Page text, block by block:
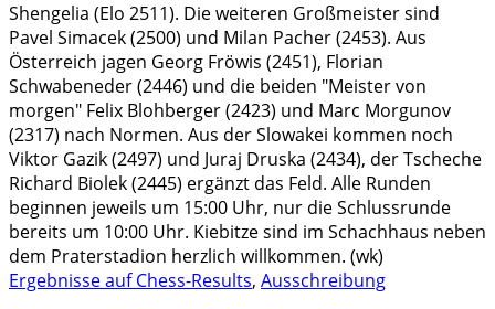
Shengelia (Elo 2511). Die weiteren Großmeister sind
Pavel Simacek (2500) und Milan Pacher (2453). Aus
Österreich jagen Georg Fröwis (2451), Florian
Schwabeneder (2446) und die beiden "Meister von
morgen" Felix Blohberger (2423) und Marc Morgunov
(2317) nach Normen. Aus der Slowakei kommen noch
Viktor Gazik (2497) und Juraj Druska (2434), der Tscheche
Richard Biolek (2445) ergänzt das Feld. Alle Runden
beginnen jeweils um 15:00 Uhr, nur die Schlussrunde
bereits um 10:00 Uhr. Kiebitze sind im Schachhaus neben
dem Praterstadion herzlich willkommen. (wk)
Ergebnisse auf Chess-Results, Ausschreibung